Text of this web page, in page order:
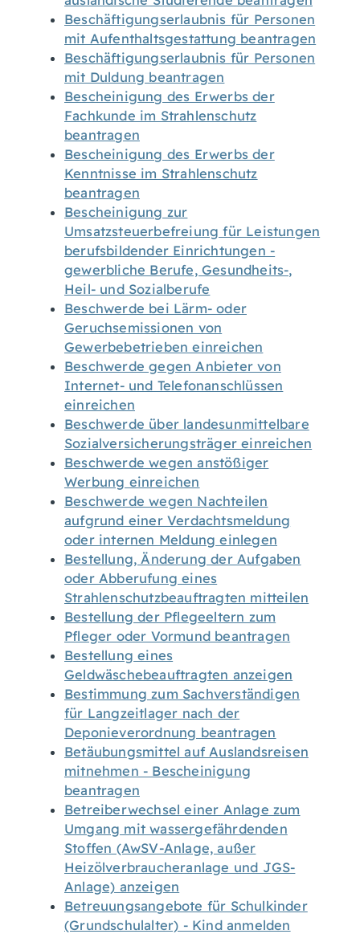
Beschäftigungserlaubnis für Personen
mit Aufenthaltsgestattung beantragen
Beschäftigungserlaubnis für Personen
mit Duldung beantragen
Bescheinigung des Erwerbs der
Fachkunde im Strahlenschutz
beantragen
Bescheinigung des Erwerbs der
Kenntnisse im Strahlenschutz
beantragen
Bescheinigung zur
Umsatzsteuerbefreiung für Leistungen
berufsbildender Einrichtungen -
gewerbliche Berufe, Gesundheits-,
Heil- und Sozialberufe
Beschwerde bei Lärm- oder
Geruchsemissionen von
Gewerbebetrieben einreichen
Beschwerde gegen Anbieter von
Internet- und Telefonanschlüssen
einreichen
Beschwerde über landesunmittelbare
Sozialversicherungsträger einreichen
Beschwerde wegen anstößiger
Werbung einreichen
Beschwerde wegen Nachteilen
aufgrund einer Verdachtsmeldung
oder internen Meldung einlegen
Bestellung, Änderung der Aufgaben
oder Abberufung eines
Strahlenschutzbeauftragten mitteilen
Bestellung der Pflegeeltern zum
Pfleger oder Vormund beantragen
Bestellung eines
Geldwäschebeauftragten anzeigen
Bestimmung zum Sachverständigen
für Langzeitlager nach der
Deponieverordnung beantragen
Betäubungsmittel auf Auslandsreisen
mitnehmen - Bescheinigung
beantragen
Betreiberwechsel einer Anlage zum
Umgang mit wassergefährdenden
Stoffen (AwSV-Anlage, außer
Heizölverbraucheranlage und JGS-
Anlage) anzeigen
Betreuungsangebote für Schulkinder
(Grundschulalter) - Kind anmelden